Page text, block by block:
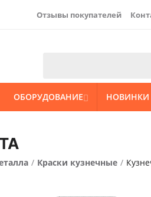
Отзывы покупателей
ОБОРУДОВАНИЕ НОВИНКИ
/ Краски кузнечные /